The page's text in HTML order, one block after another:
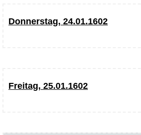
Donnerstag, 24.01.1602
Freitag, 25.01.1602